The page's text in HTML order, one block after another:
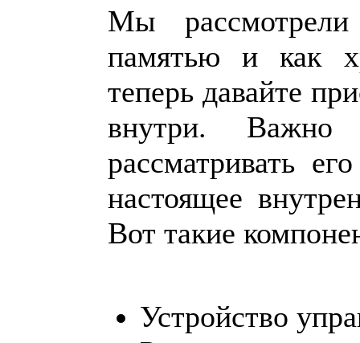
Мы
памятью и как
теперь давайте
внутри.
рассматривать
настоящее
Вот такие
Устройство